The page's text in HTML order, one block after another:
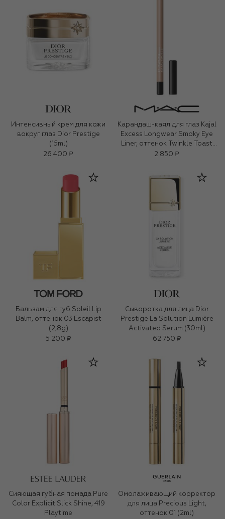
Интенсивный крем для кожи
вокруг глаз Dior Prestige
(15ml)
26 400 ₽
Карандаш-каял для глаз Kajal
Excess Longwear Smoky Eye
Liner, оттенок Twinkle Toast
(1,2g)
2 850 ₽
Бальзам для губ Soleil Lip
Balm, оттенок 03 Escapist
(2,8g)
5 200 ₽
Сыворотка для лица Dior
Prestige La Solution Lumière
Activated Serum (30ml)
62 750 ₽
Сияющая губная помада Pure
Color Explicit Slick Shine, 419
Playtime
Омолаживающий корректор
для лица Precious Light,
оттенок 01 (2ml)